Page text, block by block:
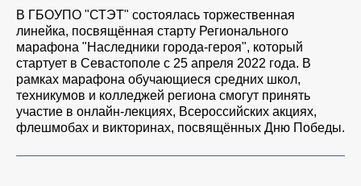
В ГБОУПО "СТЭТ" состоялась торжественная
линейка, посвящённая старту Регионального
марафона "Наследники города-героя", который
стартует в Севастополе с 25 апреля 2022 года. В
рамках марафона обучающиеся средних школ,
техникумов и колледжей региона смогут принять
участие в онлайн-лекциях, Всероссийских акциях,
флешмобах и викторинах, посвящённых Дню Победы.